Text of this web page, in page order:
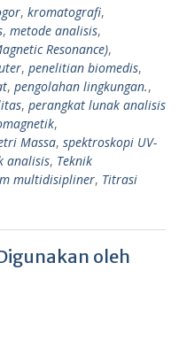
, kromatografi,
, metode analisis,
Resonance),
, penelitian biomedis,
, pengolahan lingkungan.,
, perangkat lunak analisis
,
Massa, spektroskopi UV-
analisis, Teknik
multidisipliner, Titrasi
oleh